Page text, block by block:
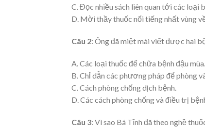
C. Đọc nhiều sách liên quan tới các loại
D. Mời thầy thuốc nổi tiếng nhất vùng
Câu 2: Ông đã miệt mài viết được hai
A. Các loại thuốc để chữa bệnh đậu mùa.
B. Chỉ dẫn các phương pháp để phòng
C. Cách phòng chống dịch bệnh.
D. Các cách phòng chống và điều trị
Câu 3: Vì sao Bá Tĩnh đã theo nghề